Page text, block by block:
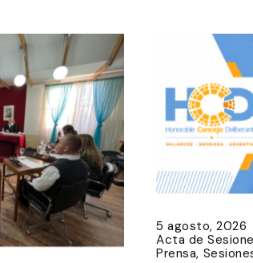
5 agosto, 2026
Acta de
Prensa